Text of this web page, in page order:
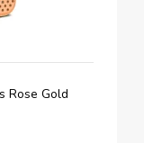
Rose Gold